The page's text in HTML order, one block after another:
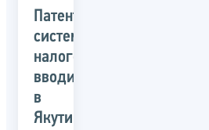
Патентная
система
налогообложения
вводится
в
Якутии